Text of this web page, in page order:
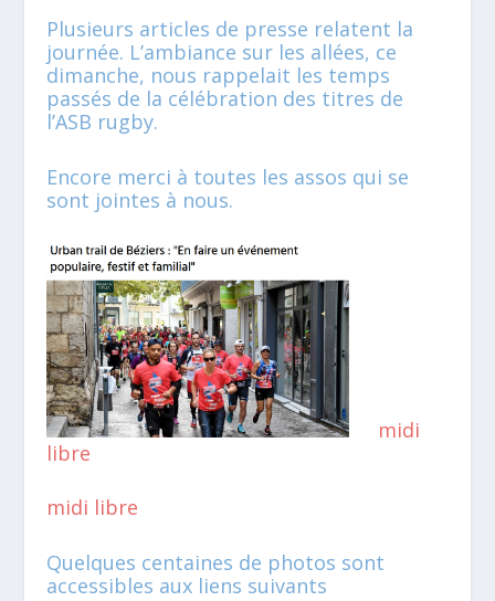
Plusieurs articles de presse relatent la
journée. L’ambiance sur les allées, ce
dimanche, nous rappelait les temps
passés de la célébration des titres de
l’ASB rugby.
Encore merci à toutes les assos qui se
sont jointes à nous.
midi
libre
midi libre
Quelques centaines de photos sont
accessibles aux liens suivants